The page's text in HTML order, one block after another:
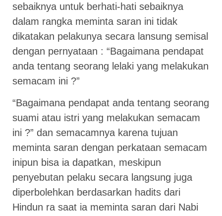
sebaiknya untuk berhati-hati sebaiknya
dalam rangka meminta saran ini tidak
dikatakan pelakunya secara lansung semisal
dengan pernyataan : “Bagaimana pendapat
anda tentang seorang lelaki yang melakukan
semacam ini ?”
“Bagaimana pendapat anda tentang seorang
suami atau istri yang melakukan semacam
ini ?” dan semacamnya karena tujuan
meminta saran dengan perkataan semacam
inipun bisa ia dapatkan, meskipun
penyebutan pelaku secara langsung juga
diperbolehkan berdasarkan hadits dari
Hindun ra saat ia meminta saran dari Nabi